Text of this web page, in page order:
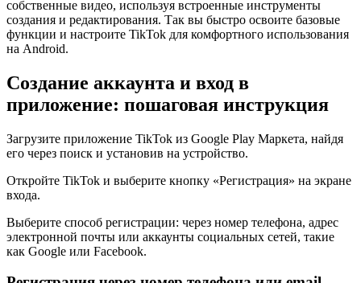
собственные видео, используя встроенные инструменты
создания и редактирования. Так вы быстро освоите базовые
функции и настроите TikTok для комфортного использования
на Android.
Создание аккаунта и вход в
приложение: пошаговая инструкция
Загрузите приложение TikTok из Google Play Маркета, найдя
его через поиск и установив на устройство.
Откройте TikTok и выберите кнопку «Регистрация» на экране
входа.
Выберите способ регистрации: через номер телефона, адрес
электронной почты или аккаунты социальных сетей, такие
как Google или Facebook.